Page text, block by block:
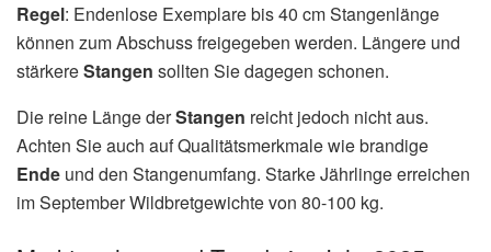
Regel: Endenlose Exemplare bis 40 cm Stangenlänge
können zum Abschuss freigegeben werden. Längere und
stärkereStangen sollten Sie dagegen schonen.
Die reine Länge derStangen reicht jedoch nicht aus.
Achten Sie auch auf Qualitätsmerkmale wie brandige
Ende und den Stangenumfang. Starke Jährlinge erreichen
im September Wildbretgewichte von 80-100 kg.